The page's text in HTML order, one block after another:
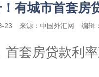
有城市首套房
23 来源：中国外汇网 编辑
套房贷款利